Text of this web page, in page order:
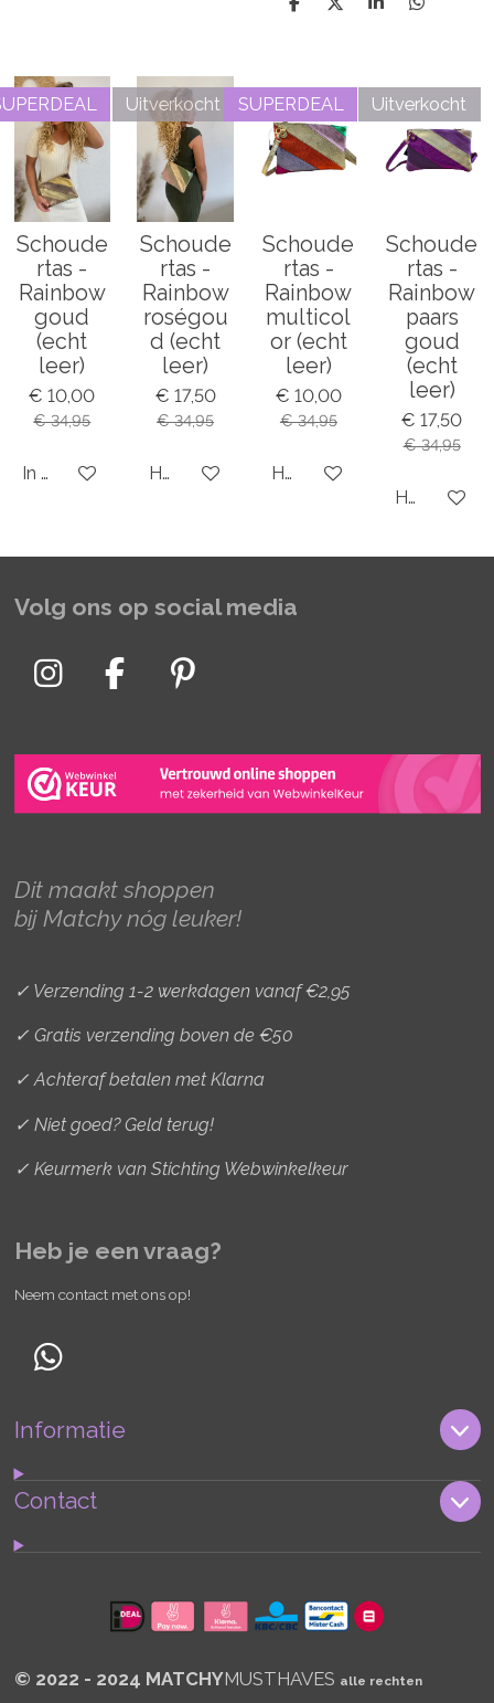
D
n
D
S
e
D
n
Schoude
rtas -
Rainbow
goud
(echt
leer)
€ 10,00
€ 34,95
In winkelwagen
Uitverkocht
Schoude
rtas -
Rainbow
roségou
d (echt
leer)
€ 17,50
€ 34,95
Houd mij op de hoogte
SUPERDEAL
Schoude
rtas -
Rainbow
multicol
or (echt
leer)
€ 10,00
€ 34,95
Houd mij op de hoogte
Uitverkocht
Schoude
rtas -
Rainbow
paars
goud
(echt
leer)
€ 17,50
€ 34,95
Houd mij
Volg ons op social media
I
s
t
a
r
a
F
c
e
b
o
k
P
n
t
e
e
s
Dit maakt shoppen
bij Matchy nóg leuker!
✓ Verzending 1-2 werkdagen vanaf €2,95
✓ Gratis verzending boven de €50
✓ Achteraf betalen met Klarna
✓ Niet goed? Geld terug!
✓ Keurmerk van Stichting Webwinkelkeur
Heb je een vraag?
Neem contact met ons op!
W
a
s
Informatie
Contact
© 2022 - 2024 MATCHYMUSTHAVES alle rechten